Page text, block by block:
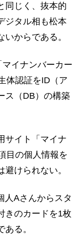
同じく、抜本的
ジタル相も松本
からである。
イナンバーカー
体認証をID（ア
ス（DB）の構築
サイト「マイナ
目の個人情報を
けられない。
Aさんからスタ
きのカードを1枚
る。